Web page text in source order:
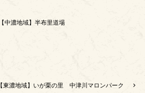
【中濃地域】半布里道場
【東濃地域】いが栗の里 中津川マロンパーク